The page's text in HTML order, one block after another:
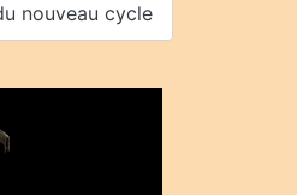
nouveau cycle